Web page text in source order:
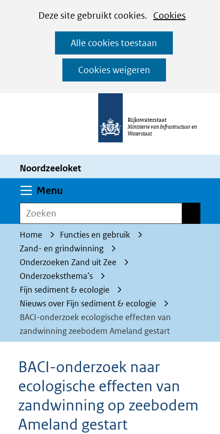
CookiesDeze site gebruikt cookies. Cookies
worden
toegestaan
geweigerd.
Alle cookies toestaan
Cookies weigeren
Ga
naar
de
inhoud
Rijkswaterstaat
Ministerie van Infrastructuur en
Waterstaat
Noordzeeloket
Menu
Zoeken
Home
Functies en gebruik
Zand- en grindwinning
Onderzoeken Zand uit Zee
Onderzoeksthema’s
Fijn sediment & ecologie
Nieuws over Fijn sediment & ecologie
BACI-onderzoek ecologische effecten van
zandwinning zeebodem Ameland gestart
BACI-onderzoek naar
ecologische effecten van
zandwinning op zeebodem
Ameland gestart